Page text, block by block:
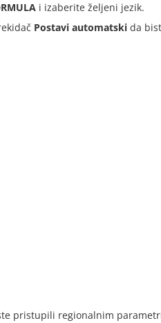
i izaberite željeni jezik.
Postavi automatski da
pristupili regionalnim